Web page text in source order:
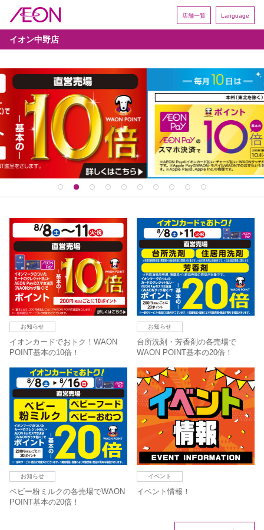
店舗一覧 Language
イオン中野店
お知らせ
イオンカードでおトク！WAON
POINT基本の10倍！
お知らせ
台所洗剤・芳香剤の各売場で
WAON POINT基本の20倍！
お知らせ
ベビー粉ミルクの各売場でWAON
POINT基本の20倍！
イベント
イベント情報！